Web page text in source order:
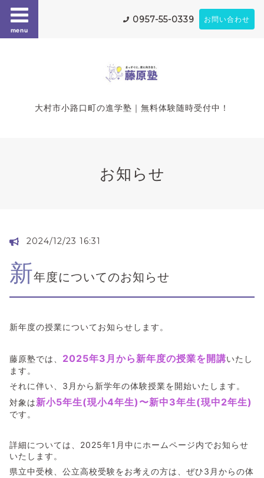
menu
0957-55-0339 お問い合わせ
大村市小路口町の進学塾｜無料体験随時受付中！
お知らせ
2024/12/23 16:31
新年度についてのお知らせ
新年度の授業についてお知らせします。
藤原塾では、 2025年3月から新年度の授業を開講いたし
ます。
それに伴い、3月から新学年の体験授業を開始いたします。
対象は新小5年生(現小4年生)〜新中3年生(現中2年生)
です。
詳細については、2025年1月中にホームページ内でお知らせ
いたします。
県立中受検、公立高校受験をお考えの方は、ぜひ3月からの体